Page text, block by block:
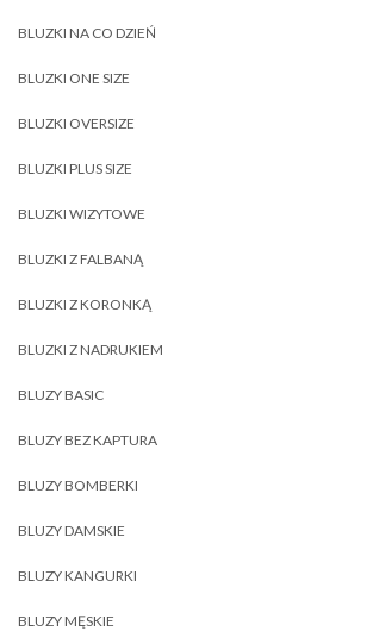
BLUZKI NA CO DZIEŃ
BLUZKI ONE SIZE
BLUZKI OVERSIZE
BLUZKI PLUS SIZE
BLUZKI WIZYTOWE
BLUZKI Z FALBANĄ
BLUZKI Z KORONKĄ
BLUZKI Z NADRUKIEM
BLUZY BASIC
BLUZY BEZ KAPTURA
BLUZY BOMBERKI
BLUZY DAMSKIE
BLUZY KANGURKI
BLUZY MĘSKIE